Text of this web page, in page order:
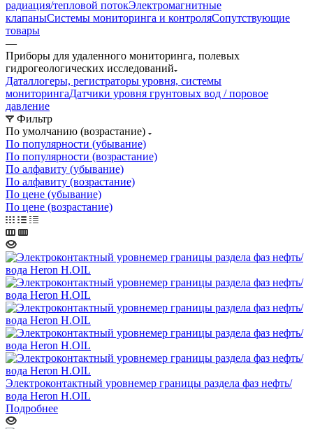
радиация/тепловой потокЭлектромагнитные
клапаныСистемы мониторинга и контроляСопутствующие
товары
—
Приборы для удаленного мониторинга, полевых
гидрогеологических исследований
Даталлогеры, регистраторы уровня, системы
мониторингаДатчики уровня грунтовых вод / поровое
давление
Фильтр
По умолчанию (возрастание)
По популярности (убывание)
По популярности (возрастание)
По алфавиту (убывание)
По алфавиту (возрастание)
По цене (убывание)
По цене (возрастание)
Электроконтактный уровнемер границы раздела фаз нефть/
вода Heron H.OIL
Подробнее